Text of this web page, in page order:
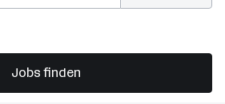
Jobs finden